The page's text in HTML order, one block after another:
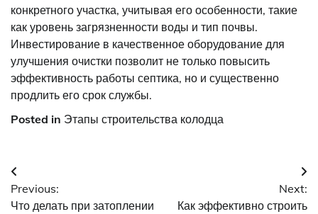
конкретного участка, учитывая его особенности, такие
как уровень загрязненности воды и тип почвы.
Инвестирование в качественное оборудование для
улучшения очистки позволит не только повысить
эффективность работы септика, но и существенно
продлить его срок службы.
Posted in Этапы строительства колодца
Навигация
по
Previous:
Что делать при затоплении
Next:
Как эффективно строить